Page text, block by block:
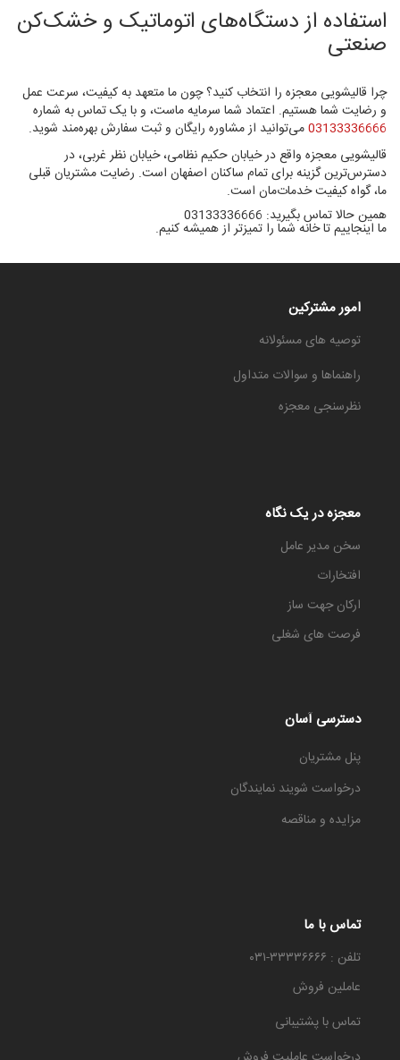
استفاده از دستگاه‌های اتوماتیک و خشک‌کن
صنعتی
چرا قالیشویی معجزه را انتخاب کنید؟ چون ما متعهد به کیفیت، سرعت عمل
و رضایت شما هستیم. اعتماد شما سرمایه ماست، و با یک تماس به شماره
03133336666می‌توانید از مشاوره رایگان و ثبت سفارش بهره‌مند شوید.
قالیشویی معجزه واقع در خیابان حکیم نظامی، خیابان نظر غربی، در
دسترس‌ترین گزینه برای تمام ساکنان اصفهان است. رضایت مشتریان قبلی
ما، گواه کیفیت خدمات‌مان است.
همین حالا تماس بگیرید: 03133336666
ما اینجاییم تا خانه شما را تمیزتر از همیشه کنیم.
امور مشترکین
توصیه های مسئولانه
راهنماها و سوالات متداول
نظرسنجی معجزه
معجزه در یک نگاه
سخن مدیر عامل
افتخارات
ارکان جهت ساز
فرصت های شغلی
دسترسی آسان
پنل مشتریان
درخواست شویند نمایندگان
مزایده و مناقصه
تماس با ما
تلفن : ۳۳۳۳۶۶۶۶-۰۳۱
عاملین فروش
تماس با پشتیبانی